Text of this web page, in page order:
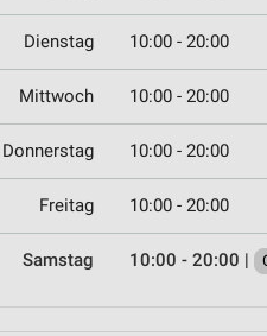
Dienstag 10:00 - 20:00
Mittwoch 10:00 - 20:00
Donnerstag 10:00 - 20:00
Freitag 10:00 - 20:00
Samstag 10:00 - 20:00 |